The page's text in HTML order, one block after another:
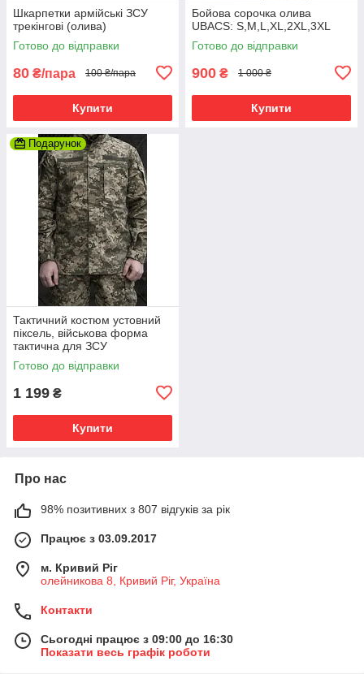
Шкарпетки армійські ЗСУ
трекінгові (олива)
Готово до відправки
80 ₴/пара 100 ₴/пара
Купити
Бойова сорочка олива
UBACS: S,M,L,XL,2XL,3XL
Готово до відправки
900 ₴ 1 000 ₴
Купити
Подарунок
Тактичний костюм устовний
піксель, військова форма
тактична для ЗСУ
Готово до відправки
1 199 ₴
Купити
Про нас
98% позитивних з 807 відгуків за рік
Працює з 03.09.2017
м. Кривий Ріг
олейникова 8, Кривий Ріг, Україна
Контакти
Сьогодні працює з 09:00 до 16:30
Показати весь графік роботи